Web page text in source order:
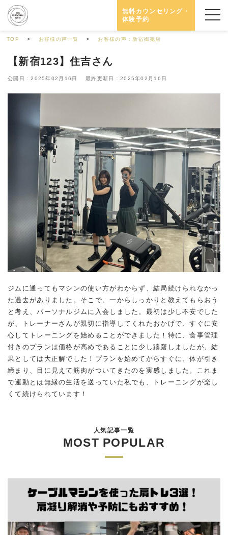
無料カウンセリング・
体験予約
TOP お客様の声一覧 お客様の声：新宿御苑店
【新宿123】住吉さん
公開日：2025年02月16日 最終更新日：2025年02月16日
ジムに通ってもマシンの使い方がわからず、結局続けられなかっ
た過去がありました。そこで、一からしっかりと教えてもらおう
と考え、パーソナルジムに入会しました。最初は少し不安でした
が、トレーナーさんが親切に指導してくれたおかげで、すぐに安
心してトレーニングを始めることができました！特に、食事管理
付きのプランは価格が高めであることに少し躊躇しましたが、結
果としては大正解でした！プランを始めてからすぐに、体が引き
締まり、目に見えて筋肉がついてきたのを実感しました。これま
で運動とは無縁の生活を送っていた私でも、トレーニングが楽し
くて続けられています！
人気記事一覧
MOST POPULAR